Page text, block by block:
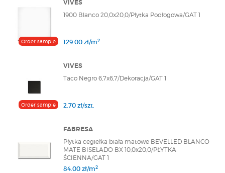
Order sample
VIVES
1900 Blanco 20,0x20,0/Płytka Podłogowa/GAT 1
129.00 zł/m2
Order sample
VIVES
Taco Negro 6,7x6,7/Dekoracja/GAT 1
2.70 zł/szt.
FABRESA
Płytka cegiełka biała matowe BEVELLED BLANCO
MATE BISELADO BX 10,0x20,0/PŁYTKA
ŚCIENNA/GAT 1
84.00 zł/m2